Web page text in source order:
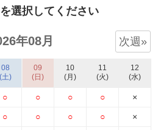
選択してください
年08月 次週»
08
(土)
○
○
09
(日)
○
○
10
(月)
○
○
11
(火)
○
○
12
(水)
×
×